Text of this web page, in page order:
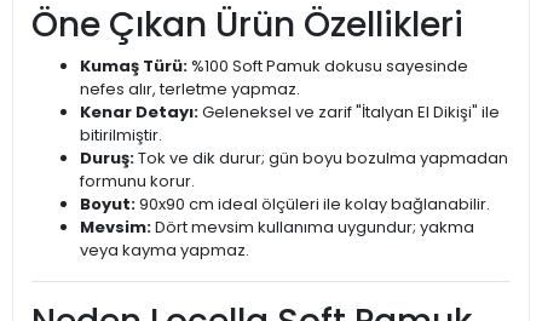
Öne Çıkan Ürün Özellikleri
Kumaş Türü: %100 Soft Pamuk dokusu sayesinde
nefes alır, terletme yapmaz.
Kenar Detayı:Geleneksel ve zarif "İtalyan El Dikişi" ile
bitirilmiştir.
Duruş:Tok ve dik durur; gün boyu bozulma yapmadan
formunu korur.
Boyut:90x90 cm ideal ölçüleri ile kolay bağlanabilir.
Mevsim:Dört mevsim kullanıma uygundur; yakma
veya kayma yapmaz.